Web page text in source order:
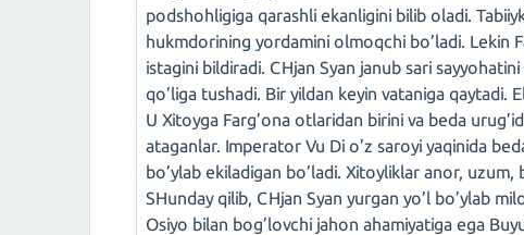
podshohligiga qarashli ekanligini bilib oladi.
hukmdorining yordamini olmoqchi bo’ladi. Lekin
istagini bildiradi. CHjan Syan janub sari
qo’liga tushadi. Bir yildan keyin vataniga qaytadi.
U Xitoyga Farg’ona otlaridan birini va beda
ataganlar. Imperator Vu Di o’z saroyi yaqinida
bo’ylab ekiladigan bo’ladi. Xitoyliklar anor, uzum,
SHunday qilib, CHjan Syan yurgan yo’l bo’ylab
Osiyo bilan bog’lovchi jahon ahamiyatiga ega